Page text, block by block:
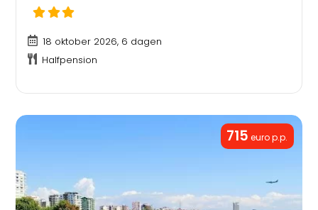
18 oktober 2026, 6 dagen
Halfpension
715 euro p.p.